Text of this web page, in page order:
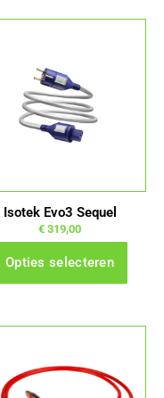
Isotek Evo3 Sequel
€ 319,00
Opties selecteren
heeft
meerdere
variaties.
Deze
worden
op
de
productpagina
heeft